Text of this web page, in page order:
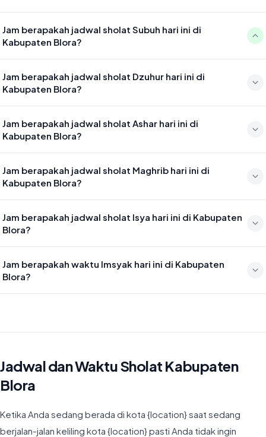
Jam berapakah jadwal sholat Subuh hari ini di
Kabupaten Blora?
Jam berapakah jadwal sholat Dzuhur hari ini di
Kabupaten Blora?
Jam berapakah jadwal sholat Ashar hari ini di
Kabupaten Blora?
Jam berapakah jadwal sholat Maghrib hari ini di
Kabupaten Blora?
Jam berapakah jadwal sholat Isya hari ini di Kabupaten
Blora?
Jam berapakah waktu Imsyak hari ini di Kabupaten
Blora?
Jadwal dan Waktu Sholat Kabupaten
Blora
Ketika Anda sedang berada di kota {location} saat sedang
berjalan-jalan keliling kota {location} pasti Anda tidak ingin